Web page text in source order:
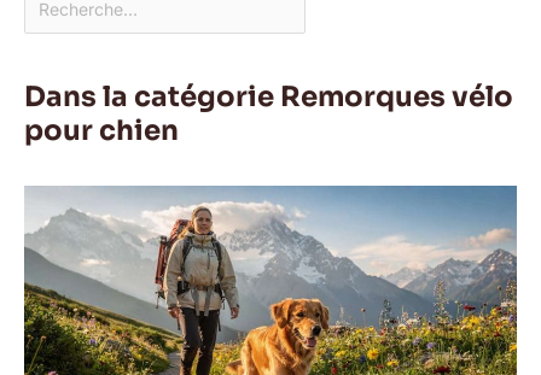
Dans la catégorie Remorques vélo
pour chien